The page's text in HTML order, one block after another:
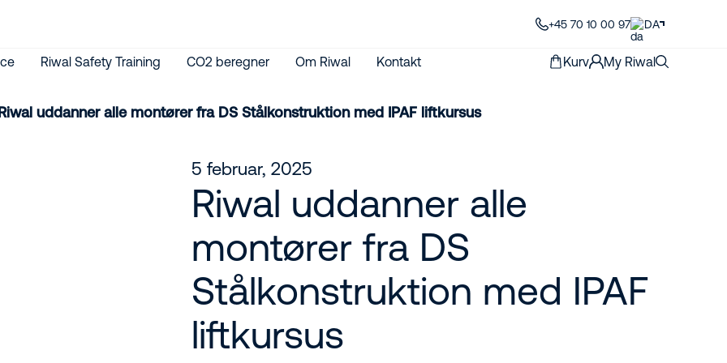
+45 70 10 00 97 DA
Riwal Safety Training CO2 beregner Om Riwal Kontakt Kurv My Riwal
uddanner alle montører fra DS Stålkonstruktion med IPAF liftkursus
5 februar, 2025
Riwal uddanner alle
montører fra DS
Stålkonstruktion med IPAF
liftkursus